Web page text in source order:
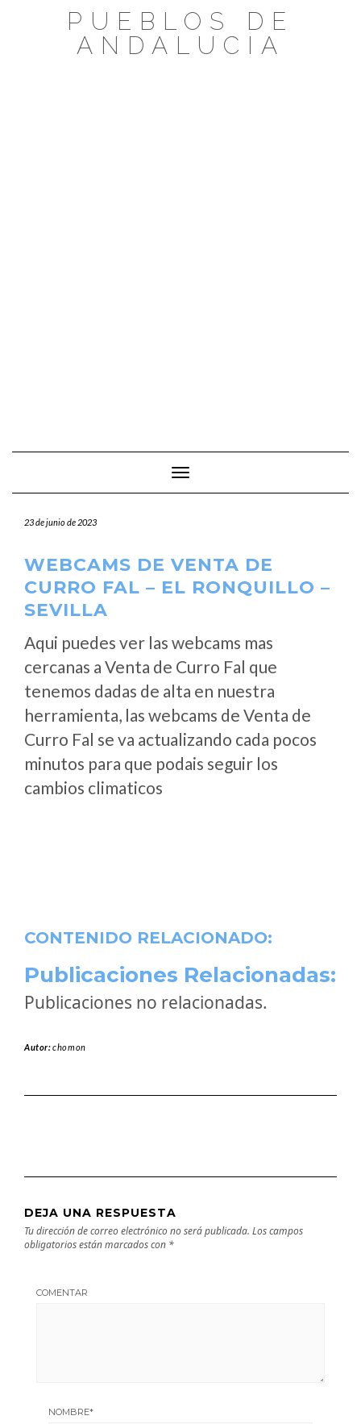
PUEBLOS DE
ANDALUCIA
Cambiar modo de navegación
23 de junio de 2023
WEBCAMS DE VENTA DE
CURRO FAL – EL RONQUILLO –
SEVILLA
Aqui puedes ver las webcams mas
cercanas a Venta de Curro Fal que
tenemos dadas de alta en nuestra
herramienta, las webcams de Venta de
Curro Fal se va actualizando cada pocos
minutos para que podais seguir los
cambios climaticos
CONTENIDO RELACIONADO:
Publicaciones Relacionadas:
Publicaciones no relacionadas.
Autor:chomon
DEJA UNA RESPUESTA
Tu dirección de correo electrónico no será publicada. Los campos
obligatorios están marcados con *
COMENTAR
NOMBRE*